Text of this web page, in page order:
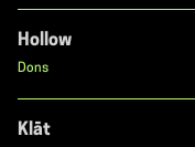
Hollow
Dons
Klāt